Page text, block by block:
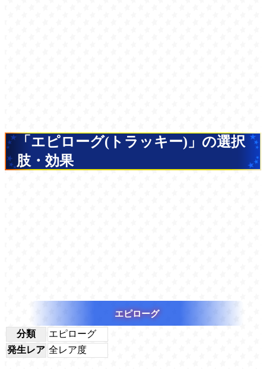
「エピローグ(トラッキー)」の選択
肢・効果
エピローグ
分類
エピローグ
発生レア 全レア度